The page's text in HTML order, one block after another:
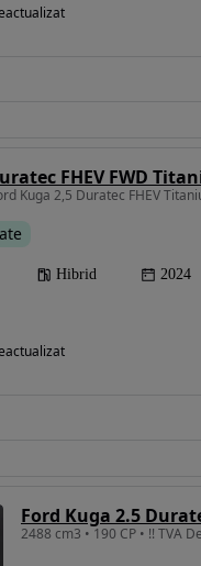
FHEV FWD
Kuga 2,5 Duratec FHEV
Hibrid 2024
Ford Kuga 2.5